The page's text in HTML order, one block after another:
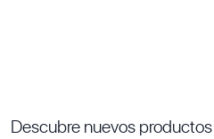
Descubre nuevos productos